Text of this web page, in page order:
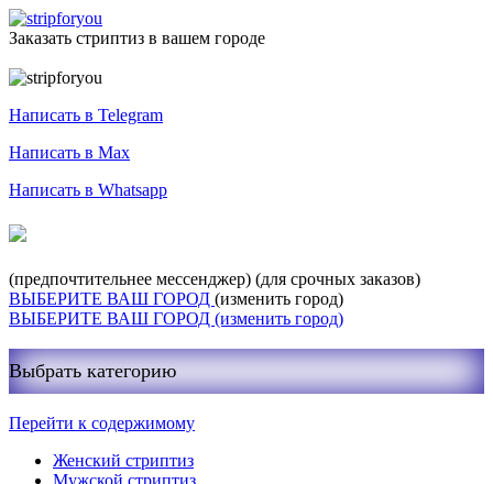
Заказать стриптиз в вашем городе
Написать в Telegram
Написать в Max
Написать в Whatsapp
(предпочтительнее мессенджер) (для срочных заказов)
ВЫБЕРИТЕ ВАШ ГОРОД (изменить город)
ВЫБЕРИТЕ ВАШ ГОРОД (изменить город)
Выбрать категорию
Перейти к содержимому
Женский стриптиз
Мужской стриптиз